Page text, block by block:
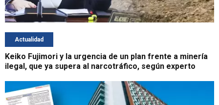
Actualidad
Keiko Fujimori y la urgencia de un plan frente a minería
ilegal, que ya supera al narcotráfico, según experto